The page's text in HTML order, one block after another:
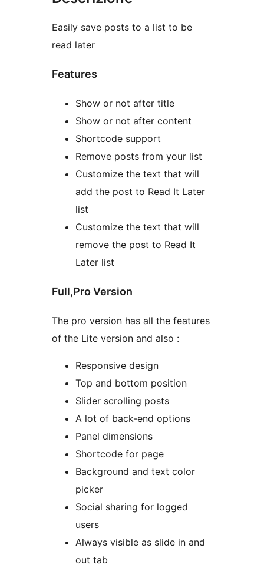
Easily save posts to a list to be
read later
Features
Show or not after title
Show or not after content
Shortcode support
Remove posts from your list
Customize the text that will
add the post to Read It Later
list
Customize the text that will
remove the post to Read It
Later list
Full,Pro Version
The pro version has all the features
of the Lite version and also :
Responsive design
Top and bottom position
Slider scrolling posts
A lot of back-end options
Panel dimensions
Shortcode for page
Background and text color
picker
Social sharing for logged
users
Always visible as slide in and
out tab